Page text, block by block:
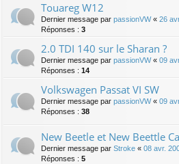
Touareg W12
Dernier message par passionVW« 26
Réponses : 3
2.0 TDI 140 sur le Sharan ?
Dernier message par passionVW« 09
Réponses : 14
Volkswagen Passat VI SW
Dernier message par passionVW« 09
Réponses : 38
New Beetle et New Beettle
Dernier message par Stroke « 08 avr.
Réponses : 5